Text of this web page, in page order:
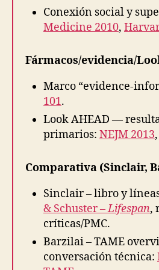
Conexión social y
Medicine 2010,
Fármacos/evidencia/
Marco “evidence-
101.
Look AHEAD —
primarios: NEJM 2013,
Comparativa (Sinclair,
Sinclair – libro y
& Schuster –Lifespan,
críticas/PMC.
Barzilai – TAME
conversación técnica: